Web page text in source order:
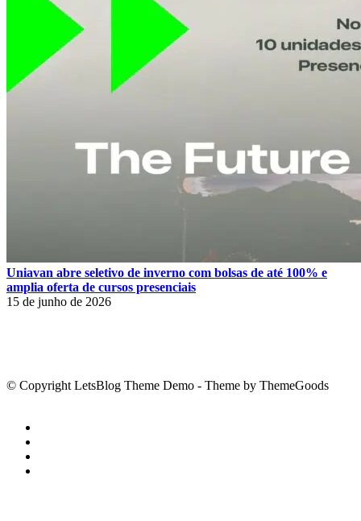
Uniavan abre seletivo de inverno com bolsas de até 100% e
amplia oferta de cursos presenciais
15 de junho de 2026
© Copyright LetsBlog Theme Demo - Theme by ThemeGoods